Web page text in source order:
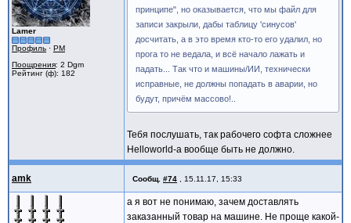
Lamer
Профиль · PM
Поощрения: 2 Dgm
Рейтинг (ф): 182
принципе", но оказывается, что мы файл для
записи закрыли, дабы таблицу 'синусов'
досчитать, а в это время кто-то его удалил, но
прога то не ведала, и всё начало лажать и
падать... Так что и машины/ИИ, технически
исправные, не должны попадать в аварии, но
будут, причём массово!..
Тебя послушать, так рабочего софта сложнее
Helloworld-а вообще быть не должно.
amk Сообщ. #74 15.11.17, 15:33
а я вот не понимаю, зачем доставлять
заказанный товар на машине. Не проще какой-